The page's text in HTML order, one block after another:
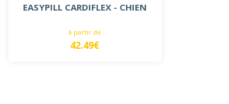
EASYPILL CARDIFLEX - CHIEN
à partir de
42.49€